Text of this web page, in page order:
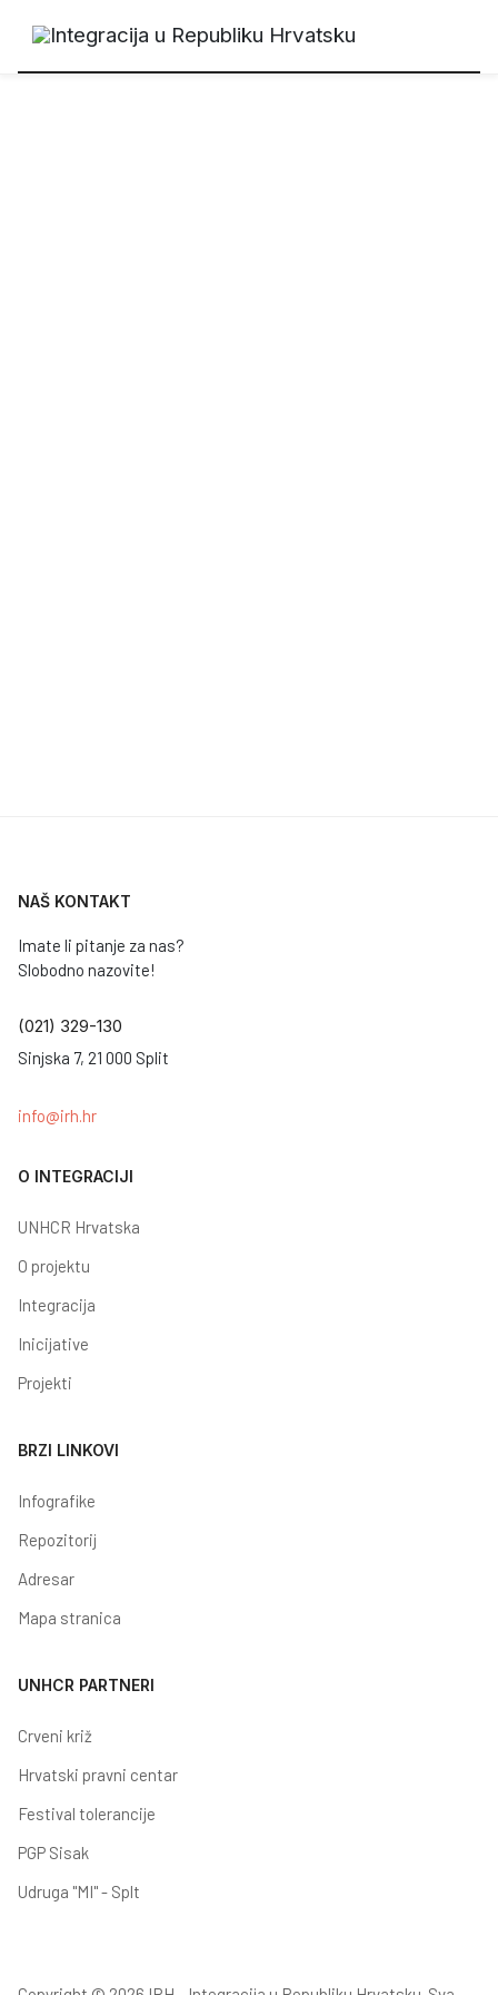
NAŠ KONTAKT
Imate li pitanje za nas?
Slobodno nazovite!
(021) 329-130
Sinjska 7, 21 000 Split
info@irh.hr
O INTEGRACIJI
UNHCR Hrvatska
O projektu
Integracija
Inicijative
Projekti
BRZI LINKOVI
Infografike
Repozitorij
Adresar
Mapa stranica
UNHCR PARTNERI
Crveni križ
Hrvatski pravni centar
Festival tolerancije
PGP Sisak
Udruga "MI" - Splt